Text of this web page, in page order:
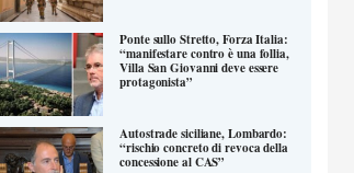
Ponte sullo Stretto, Forza Italia:
“manifestare contro è una follia,
Villa San Giovanni deve essere
protagonista”
Autostrade siciliane, Lombardo:
“rischio concreto di revoca della
concessione al CAS”